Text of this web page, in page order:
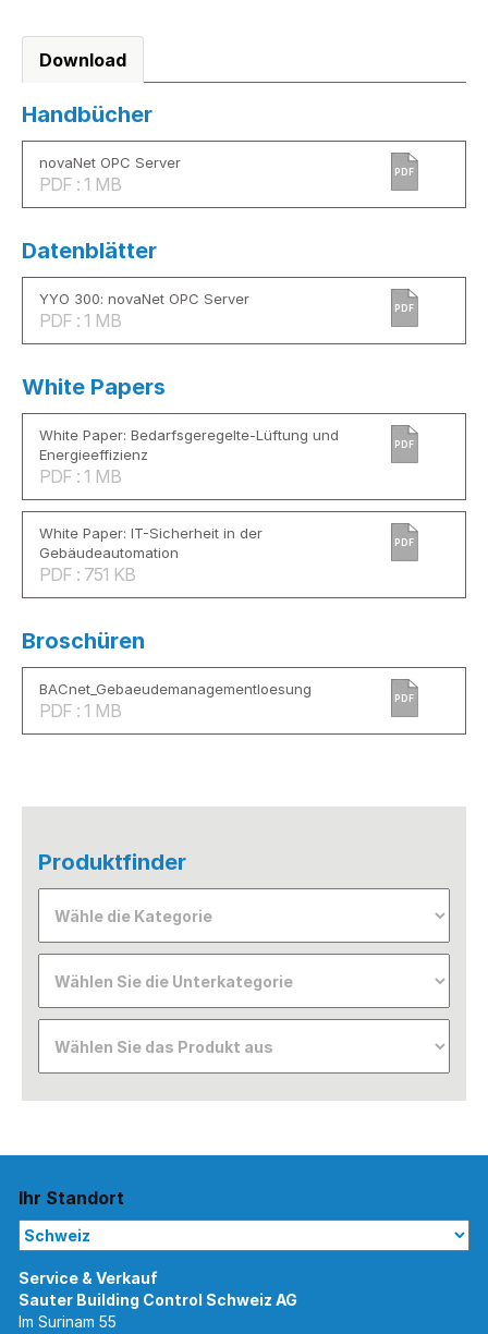
Download
Handbücher
novaNet OPC Server
PDF : 1 MB
PDF
Datenblätter
YYO 300: novaNet OPC Server
PDF : 1 MB
PDF
White Papers
White Paper: Bedarfsgeregelte-Lüftung und
Energieeffizienz
PDF : 1 MB
PDF
White Paper: IT-Sicherheit in der
Gebäudeautomation
PDF : 751 KB
PDF
Broschüren
BACnet_Gebaeudemanagementloesung
PDF : 1 MB
PDF
Produktfinder
Ihr Standort
Service & Verkauf
Im Surinam 55